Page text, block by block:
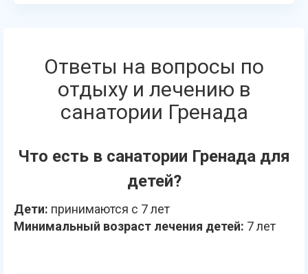
Ответы на вопросы по
отдыху и лечению в
санатории Гренада
Что есть в санатории Гренада для
детей?
Дети: принимаются с 7 лет
Минимальный возраст лечения детей: 7 лет